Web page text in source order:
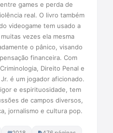
games e perda de
real. O livro também
videogame tem usado a
vezes ela mesma
o pânico, visando
financeira. Com
Direito Penal e
é um jogador aficionado.
e espirituosidade, tem
de campos diversos,
jornalismo e cultura pop.